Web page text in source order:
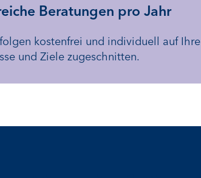
Beratungen pro Jahr
kostenfrei und individuell auf Ihre
und Ziele zugeschnitten.